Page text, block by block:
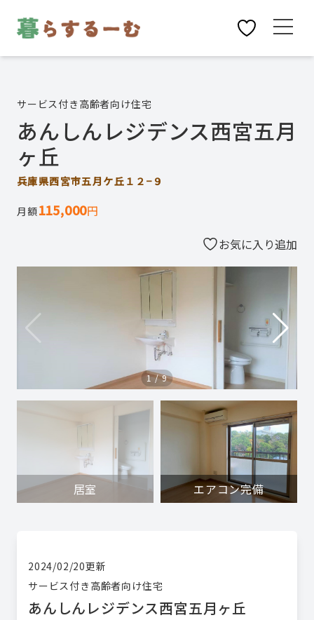
サービス付き高齢者向け住宅
あんしんレジデンス西宮五月
ヶ丘
兵庫県西宮市五月ケ丘１２−９
月額115,000円
お気に入り追加
1/9
居室 エアコン完備
2024/02/20更新
サービス付き高齢者向け住宅
あんしんレジデンス西宮五月ヶ丘